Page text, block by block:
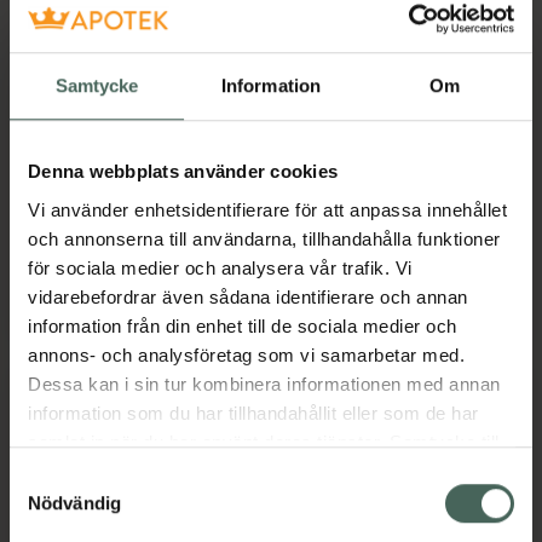
Samtycke Information Om
Denna webbplats använder cookies
Vi använder enhetsidentifierare för att anpassa innehållet
och annonserna till användarna, tillhandahålla funktioner
för sociala medier och analysera vår trafik. Vi
vidarebefordrar även sådana identifierare och annan
information från din enhet till de sociala medier och
annons- och analysföretag som vi samarbetar med.
Dessa kan i sin tur kombinera informationen med annan
information som du har tillhandahållit eller som de har
samlat in när du har använt deras tjänster. Samtycke till
återkalla ditt samtycke via webbplatsens
cookieinställningar. Ett återkallat samtycke påverkar inte
Nödvändig
Avène MEN After-
Shave Balm
After Shave Balsam 75
Pris online
KöpAvène MEN After-Shave Balm, 205 kr.
5 av 5 i omdöme
NIVEA MEN Protect &
Care After Shave
100 ml
Pris online
KöpNIVEA